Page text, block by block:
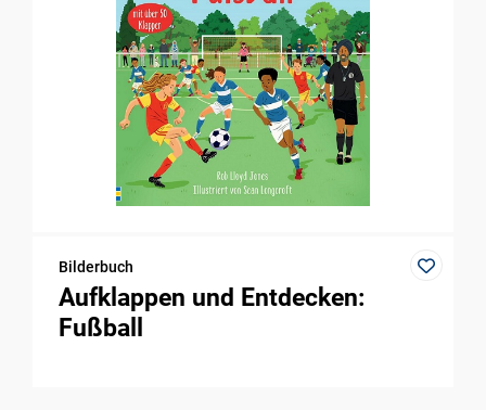
Bilderbuch
Aufklappen und Entdecken:
Fußball